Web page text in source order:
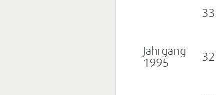
33
Jahrgang
1995
32